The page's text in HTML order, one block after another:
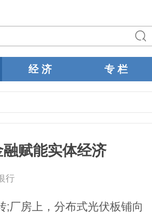
经 济 专 栏
赋能实体经济
行
;厂房上，分布式光伏板铺向